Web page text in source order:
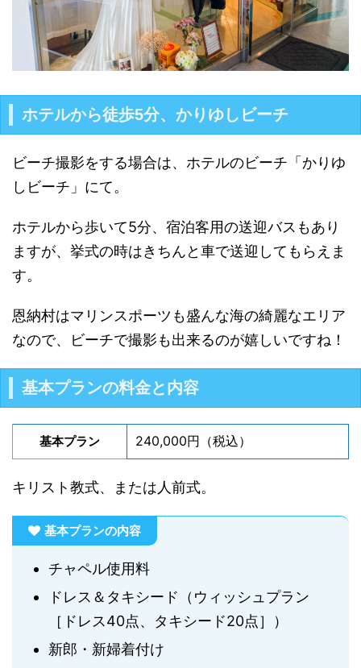
ホテルから徒歩5分、かりゆしビーチ
ビーチ撮影をする場合は、ホテルのビーチ「かりゆ
しビーチ」にて。
ホテルから歩いて5分、宿泊客用の送迎バスもあり
ますが、挙式の時はきちんと車で送迎してもらえま
す。
恩納村はマリンスポーツも盛んな海の綺麗なエリア
なので、ビーチで撮影も出来るのが嬉しいですね！
基本プランの料金と内容
基本プラン 240,000円（税込）
キリスト教式、または人前式。
基本プランの内容
チャペル使用料
ドレス＆タキシード（ウィッシュプラン
［ドレス40点、タキシード20点］）
新郎・新婦着付け